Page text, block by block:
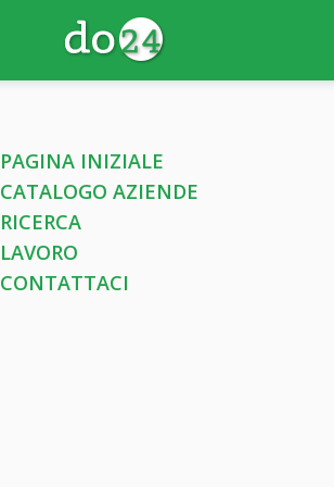
PAGINA INIZIALE
CATALOGO AZIENDE
RICERCA
LAVORO
CONTATTACI